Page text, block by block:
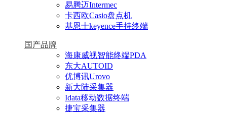
易腾迈Intermec
卡西欧Casio盘点机
基恩士keyence手持终端
国产品牌
海康威视智能终端PDA
东大AUTOID
优博讯Urovo
新大陆采集器
Idata移动数据终端
捷宝采集器